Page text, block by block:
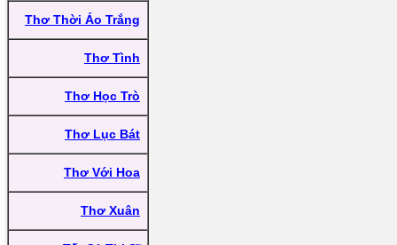
Thơ Thời Áo Trắng
Thơ Tình
Thơ Học Trò
Thơ Lục Bát
Thơ Với Hoa
Thơ Xuân